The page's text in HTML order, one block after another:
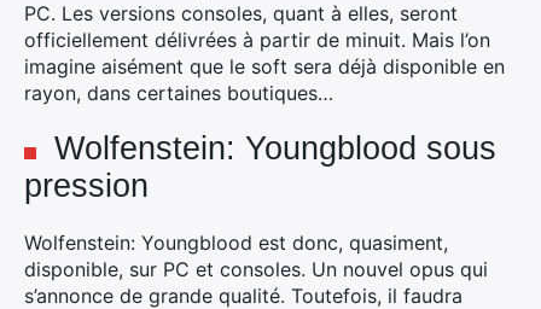
PC. Les versions consoles, quant à elles, seront
officiellement délivrées à partir de minuit. Mais l’on
imagine aisément que le soft sera déjà disponible en
rayon, dans certaines boutiques…
Wolfenstein: Youngblood sous
pression
Wolfenstein: Youngblood est donc, quasiment,
disponible, sur PC et consoles. Un nouvel opus qui
s’annonce de grande qualité. Toutefois, il faudra